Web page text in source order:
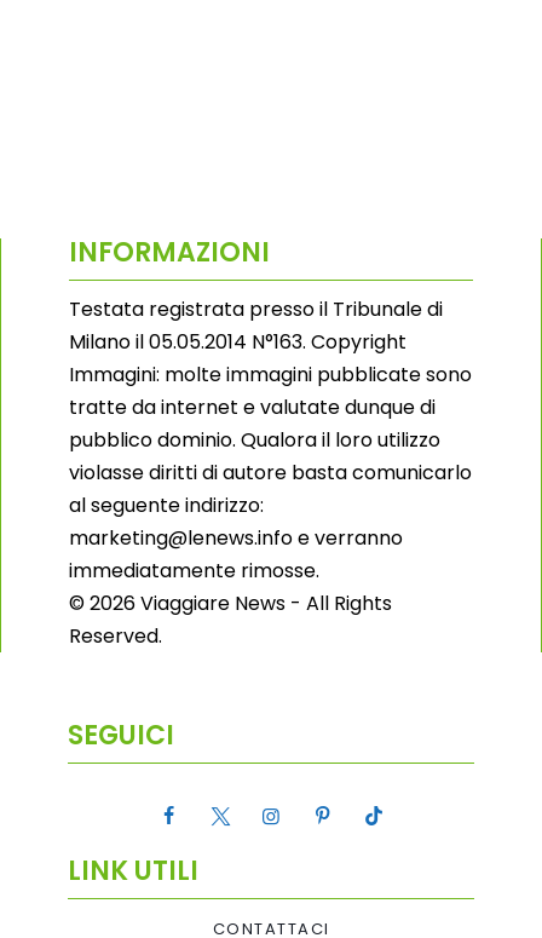
INFORMAZIONI
Testata registrata presso il Tribunale di
Milano il 05.05.2014 N°163. Copyright
Immagini: molte immagini pubblicate sono
tratte da internet e valutate dunque di
pubblico dominio. Qualora il loro utilizzo
violasse diritti di autore basta comunicarlo
al seguente indirizzo:
marketing@lenews.info e verranno
immediatamente rimosse.
© 2026 Viaggiare News - All Rights
Reserved.
SEGUICI
LINK UTILI
CONTATTACI